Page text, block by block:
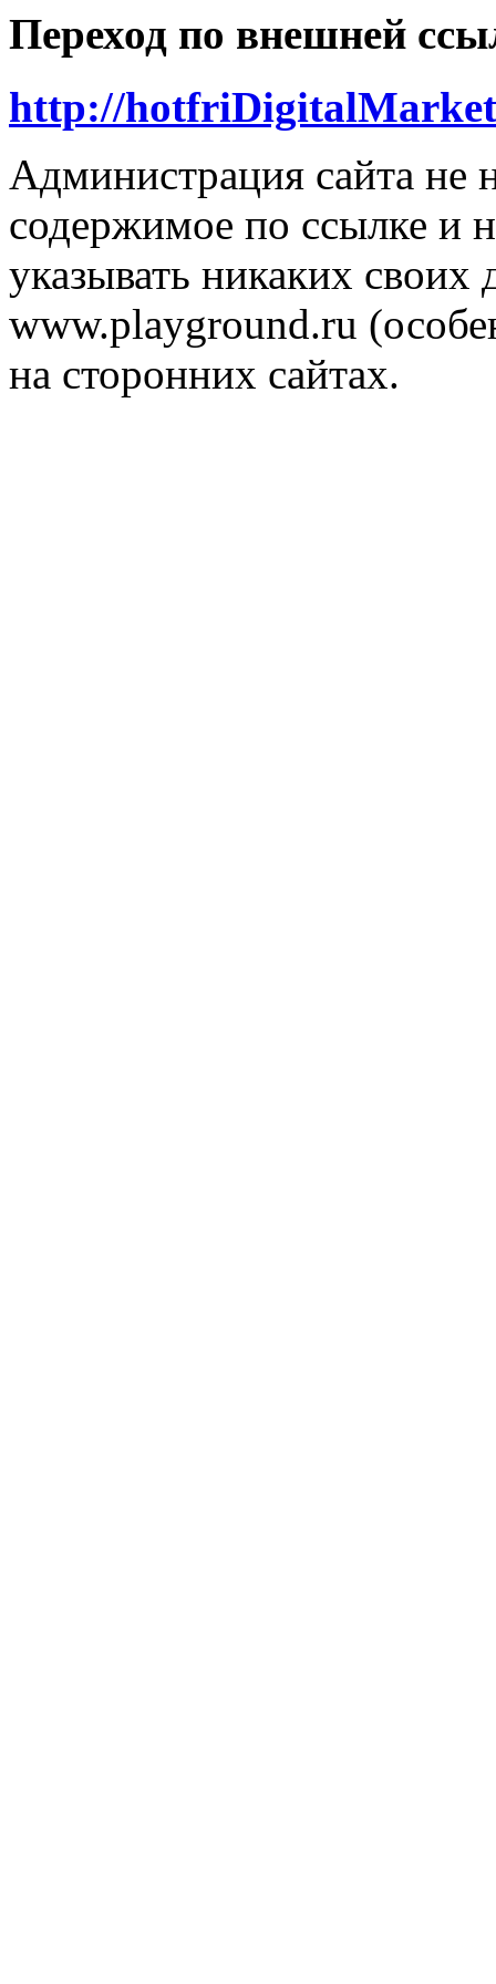
Переход по внешней
http://
Администрация сайта не
содержимое по ссылке и
указывать никаких
www.playground.ru
на сторонних сайтах.